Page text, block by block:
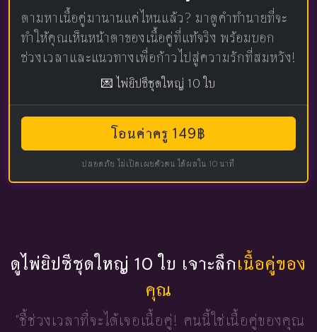
ตามหาเนื้อคู่มานานแค่ไหนแล้ว? มาดูคำทำนายที่จะ
ทำให้คุณเห็นหน้าตาของเนื้อคู่ที่แท้จริง พร้อมบอก
ช่วงเวลาและแนวทางเพื่อก้าวไปสู่ความรักที่สมหวัง!
💌 ไพ่ยิปซีชุดใหญ่ 10 ใบ
โอนค่าครู 149฿
ปลอดภัย ไม่เปิดเผยตัวตน ได้ผลใน 10 นาที
ดูไพ่ยิปซีชุดใหญ่ 10 ใบ เจาะลึกเนื้อคู่ของ
คุณ
"ชี้ช่วงเวลาที่จะได้เจอเนื้อคู่! คนนี้ใช่เนื้อคู่ของคุณ